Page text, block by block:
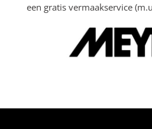
een gratis vermaakservice